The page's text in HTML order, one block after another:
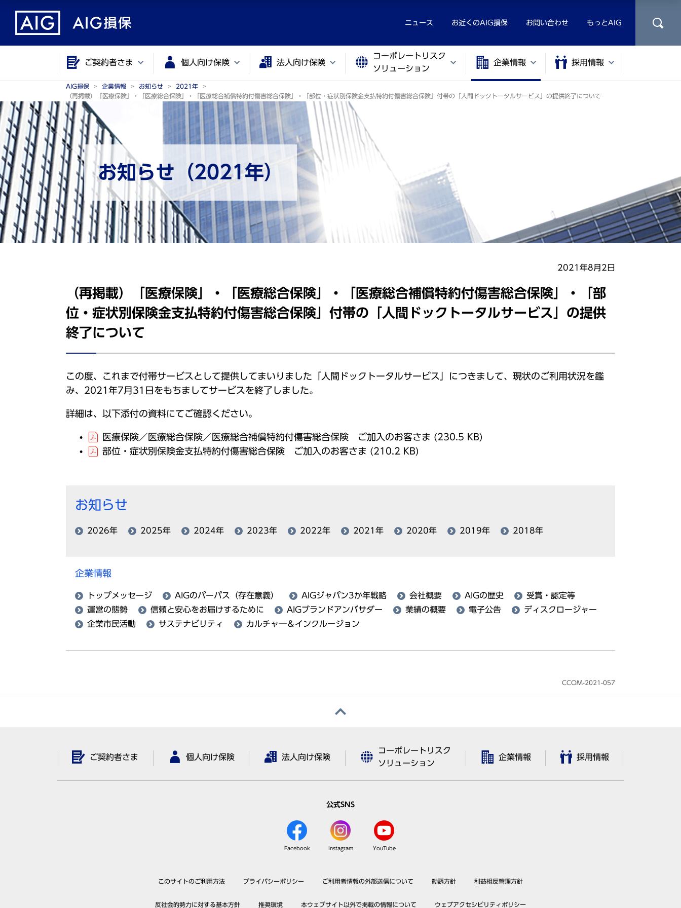
ツ
に
ジ
ャ
ン
プ
ニュース お近くのAIG損保 お問い合わせ もっとAIG
ご契約者さま 個人向け保険 法人向け保険
コーポレートリスク
ソリューション
企業情報 採用情報
コ
ン
テ
ン
ツ
で
す
AIG損保 企業情報 お知らせ
2021年
（再掲載）「医療保険」・「医療総合保険」・「医療総合補償特約付傷害総合保険」・「部位・症状別保険金支払特約付傷害総合保険」付帯の「人間ドックトータルサービス」の提供終了について
お知らせ（2021年）
2021年8月2日
（再掲載）「医療保険」・「医療総合保険」・「医療総合補償特約付傷害総合保険」・「部
位・症状別保険金支払特約付傷害総合保険」付帯の「人間ドックトータルサービス」の提供
終了について
この度、これまで付帯サービスとして提供してまいりました「人間ドックトータルサービス」につきまして、現状のご利用状況を鑑
み、2021年7月31日をもちましてサービスを終了しました。
詳細は、以下添付の資料にてご確認ください。
医療保険／医療総合保険／医療総合補償特約付傷害総合保険 ご加入のお客さま (230.5 KB)
部位・症状別保険金支払特約付傷害総合保険 ご加入のお客さま (210.2 KB)
お知らせ
2026年 2025年 2024年 2023年 2022年 2021年 2020年 2019年 2018年
企業情報
トップメッセージ AIGのパーパス（存在意義） AIGジャパン3か年戦略 会社概要 AIGの歴史
受賞・認定等
運営の態勢
信頼と安心をお届けするために AIGブランドアンバサダー 業績の概要 電子公告
ディスクロージャー
企業市民活動
サステナビリティ カルチャ―＆インクルージョン
CCOM-2021-057
ご契約者さま 個人向け保険 法人向け保険
コーポレートリスク
ソリューション
企業情報 採用情報
公式SNS
Facebook Instagram YouTube
このサイトのご利用方法 プライバシーポリシー ご利用者情報の外部送信について 勧誘方針 利益相反管理方針
反社会的勢力に対する基本方針 推奨環境 本ウェブサイト以外で掲載の情報について ウェブアクセシビリティポリシー